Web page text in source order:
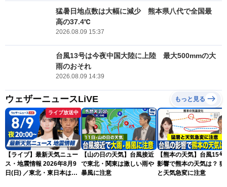
猛暑日地点数は大幅に減少 熊本県八代で全国最
高の37.4℃
2026.08.09 15:37
台風13号は今夜中国大陸に上陸 最大500mmの大
雨のおそれ
2026.08.09 14:39
ウェザーニュースLiVE もっと見る
ライブ放送中
【ライブ】最新天気ニュー
ス・地震情報 2026年8月9
日(日) ／東北・東日本は急
【山の日の天気】台風接近
で東北・関東は激しい雨や
暴風に注意
【熊本の天気】台風15号
影響で熊本の天気は？ 猛
と天気急変に注意